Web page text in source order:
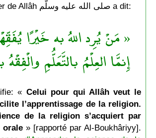
Le Messager de Allâh صلى الله عليه وسلّم a dit:
« مَنْ يُرِد اللهُ به خَيْرًا
إِنمَّا العِلْمُ بالتَّعَلُّمِ
« Celui pour qui Allâh veut le
l’apprentissage de la religion.
de la religion s’acquiert par
orale» [rapporté par Al-Boukhâriyy].